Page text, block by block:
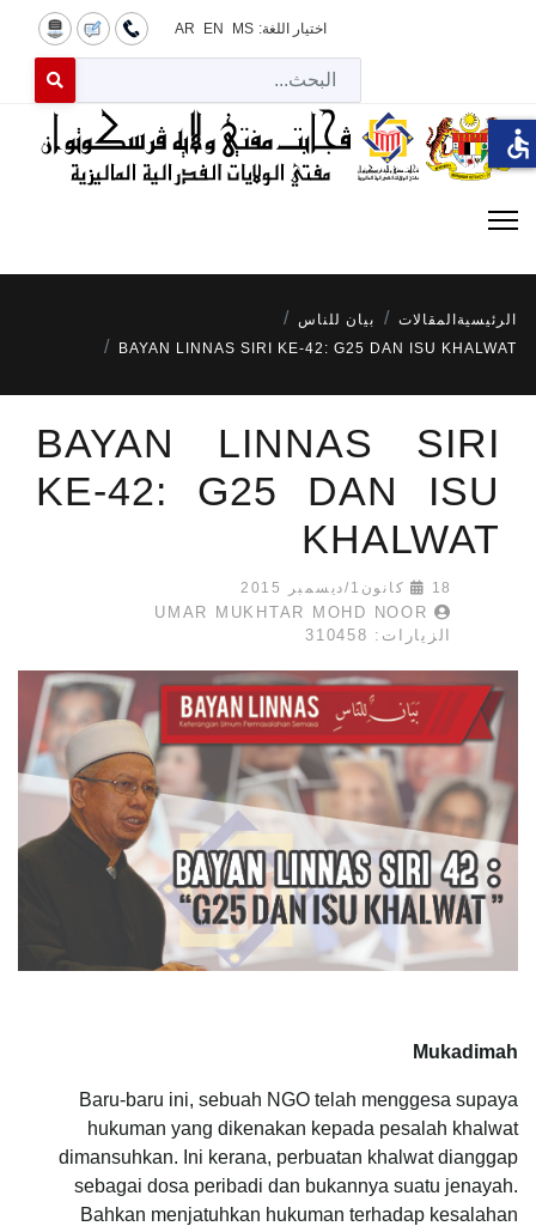
اختيار اللغة: MS
EN
AR
for results.
الرئيسية المقالات
بيان للناس
BAYAN LINNAS SIRI KE-42: G25 DAN ISU KHALWAT
BAYAN LINNAS SIRI
KE-42: G25 DAN ISU
KHALWAT
18 كانون1/ديسمبر 2015
UMAR MUKHTAR MOHD NOOR
الزيارات: 310458
Mukadimah
Baru-baru ini, sebuah NGO telah menggesa supaya
hukuman yang dikenakan kepada pesalah khalwat
dimansuhkan. Ini kerana, perbuatan khalwat dianggap
sebagai dosa peribadi dan bukannya suatu jenayah.
Bahkan menjatuhkan hukuman terhadap kesalahan
accessible